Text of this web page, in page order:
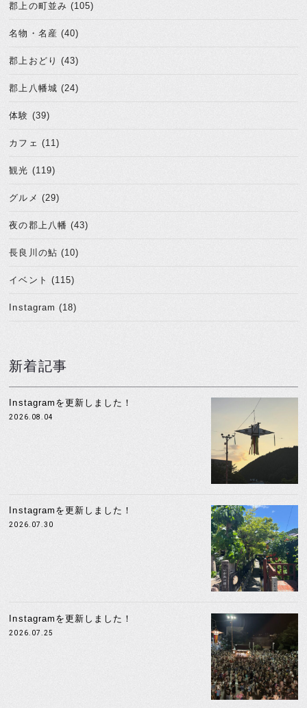
郡上の町並み (105)
名物・名産 (40)
郡上おどり (43)
郡上八幡城 (24)
体験 (39)
カフェ (11)
観光 (119)
グルメ (29)
夜の郡上八幡 (43)
長良川の鮎 (10)
イベント (115)
Instagram (18)
新着記事
Instagramを更新しました！
2026.08.04
Instagramを更新しました！
2026.07.30
Instagramを更新しました！
2026.07.25